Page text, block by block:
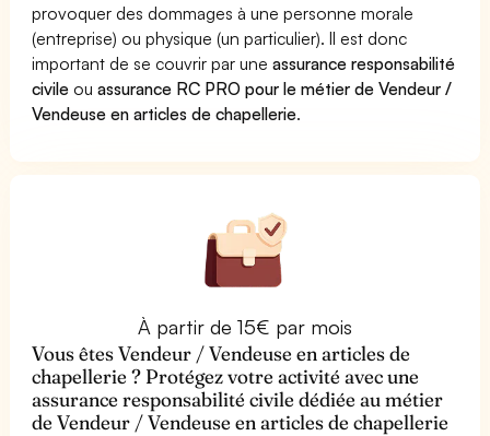
provoquer des dommages à une personne morale
(entreprise) ou physique (un particulier). Il est donc
important de se couvrir par uneassurance responsabilité
civile ouassurance RC PRO pour le métier de Vendeur /
Vendeuse en articles de chapellerie.
À partir de 15€ par mois
Vous êtes Vendeur / Vendeuse en articles de
chapellerie ? Protégez votre activité avec une
assurance responsabilité civile dédiée au métier
de Vendeur / Vendeuse en articles de chapellerie